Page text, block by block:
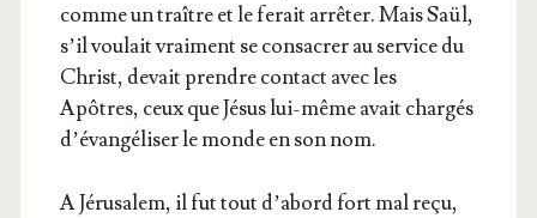
comme un traître et le ferait arrê­ter. Mais Saül,
s’il vou­lait vrai­ment se consa­crer au ser­vice du
Christ, devait prendre contact avec les
Apôtres, ceux que Jésus lui-même avait char­gés
d’é­van­gé­li­ser le monde en son nom.
A Jéru­sa­lem, il fut tout d’a­bord fort mal reçu,